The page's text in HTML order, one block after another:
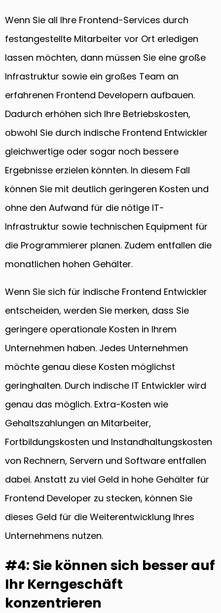
Wenn Sie all Ihre Frontend-Services durch
festangestellte Mitarbeiter vor Ort erledigen
lassen möchten, dann müssen Sie eine große
Infrastruktur sowie ein großes Team an
erfahrenen Frontend Developern aufbauen.
Dadurch erhöhen sich Ihre Betriebskosten,
obwohl Sie durch indische Frontend Entwickler
gleichwertige oder sogar noch bessere
Ergebnisse erzielen könnten. In diesem Fall
können Sie mit deutlich geringeren Kosten und
ohne den Aufwand für die nötige IT-
Infrastruktur sowie technischen Equipment für
die Programmierer planen. Zudem entfallen die
monatlichen hohen Gehälter.
Wenn Sie sich für indische Frontend Entwickler
entscheiden, werden Sie merken, dass Sie
geringere operationale Kosten in Ihrem
Unternehmen haben. Jedes Unternehmen
möchte genau diese Kosten möglichst
geringhalten. Durch indische IT Entwickler wird
genau das möglich. Extra-Kosten wie
Gehaltszahlungen an Mitarbeiter,
Fortbildungskosten und Instandhaltungskosten
von Rechnern, Servern und Software entfallen
dabei. Anstatt zu viel Geld in hohe Gehälter für
Frontend Developer zu stecken, können Sie
dieses Geld für die Weiterentwicklung Ihres
Unternehmens nutzen.
#4: Sie können sich besser auf
Ihr Kerngeschäft
konzentrieren